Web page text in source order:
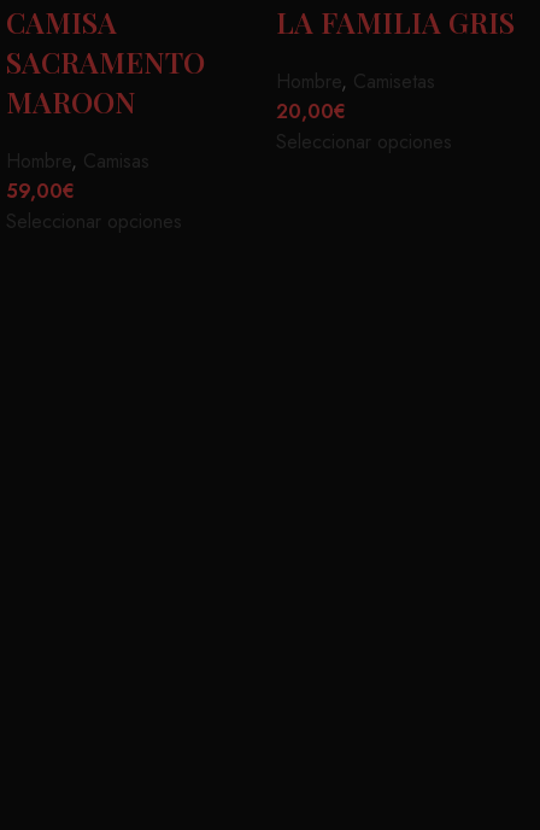
CAMISA
SACRAMENTO
MAROON
Hombre, Camisas
59,00€
Seleccionar opciones
LA FAMILIA GRIS
Hombre, Camisetas
20,00€
Seleccionar opciones